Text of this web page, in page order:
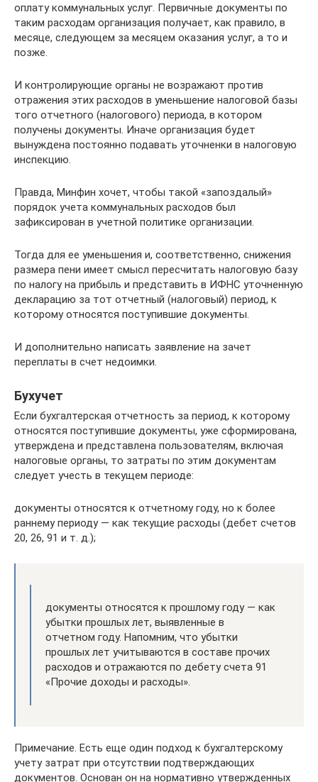
оплату коммунальных услуг. Первичные документы по
таким расходам организация получает, как правило, в
месяце, следующем за месяцем оказания услуг, а то и
позже.
И контролирующие органы не возражают против
отражения этих расходов в уменьшение налоговой базы
того отчетного (налогового) периода, в котором
получены документы. Иначе организация будет
вынуждена постоянно подавать уточненки в налоговую
инспекцию.
Правда, Минфин хочет, чтобы такой «запоздалый»
порядок учета коммунальных расходов был
зафиксирован в учетной политике организации.
Тогда для ее уменьшения и, соответственно, снижения
размера пени имеет смысл пересчитать налоговую базу
по налогу на прибыль и представить в ИФНС уточненную
декларацию за тот отчетный (налоговый) период, к
которому относятся поступившие документы.
И дополнительно написать заявление на зачет
переплаты в счет недоимки.
Бухучет
Если бухгалтерская отчетность за период, к которому
относятся поступившие документы, уже сформирована,
утверждена и представлена пользователям, включая
налоговые органы, то затраты по этим документам
следует учесть в текущем периоде:
документы относятся к отчетному году, но к более
раннему периоду — как текущие расходы (дебет счетов
20, 26, 91 и т. д.);
документы относятся к прошлому году — как
убытки прошлых лет, выявленные в
отчетном году. Напомним, что убытки
прошлых лет учитываются в составе прочих
расходов и отражаются по дебету счета 91
«Прочие доходы и расходы».
Примечание. Есть еще один подход к бухгалтерскому
учету затрат при отсутствии подтверждающих
документов. Основан он на нормативно утвержденных